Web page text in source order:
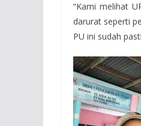
“Kami melihat
darurat seperti
PU ini sudah